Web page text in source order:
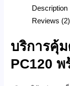
Description
Reviews (2)
บริการคุ้
PC120